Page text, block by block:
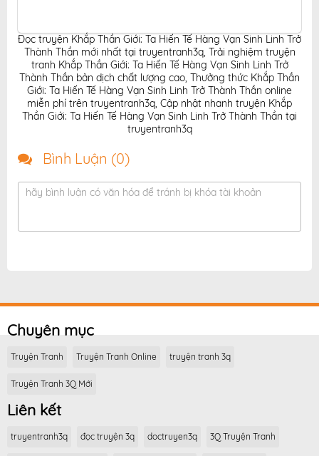
Đọc truyện Khắp Thần Giới: Ta Hiến Tế Hàng Vạn Sinh Linh Trở
Thành Thần mới nhất tại truyentranh3q, Trải nghiệm truyện
tranh Khắp Thần Giới: Ta Hiến Tế Hàng Vạn Sinh Linh Trở
Thành Thần bản dịch chất lượng cao, Thưởng thức Khắp Thần
Giới: Ta Hiến Tế Hàng Vạn Sinh Linh Trở Thành Thần online
miễn phí trên truyentranh3q, Cập nhật nhanh truyện Khắp
Thần Giới: Ta Hiến Tế Hàng Vạn Sinh Linh Trở Thành Thần tại
truyentranh3q
Bình Luận (0)
hãy bình luận có văn hóa để tránh bị khóa tài khoản
Chuyên mục
Truyện Tranh Truyện Tranh Online truyện tranh 3q
Truyện Tranh 3Q Mới
Liên kết
truyentranh3q đọc truyện 3q doctruyen3q 3Q Truyện Tranh